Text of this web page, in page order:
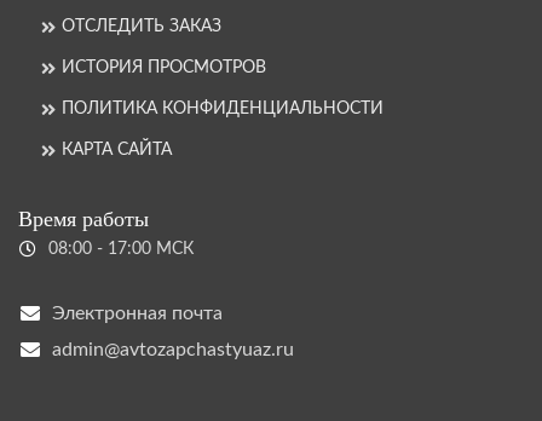
ОТСЛЕДИТЬ ЗАКАЗ
ИСТОРИЯ ПРОСМОТРОВ
ПОЛИТИКА КОНФИДЕНЦИАЛЬНОСТИ
КАРТА САЙТА
Время работы
08:00 - 17:00 МСК
Электронная почта
admin@avtozapchastyuaz.ru